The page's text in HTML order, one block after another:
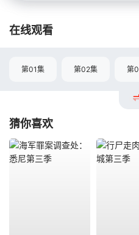
在线观看
第01集 第02集 第
猜你喜欢